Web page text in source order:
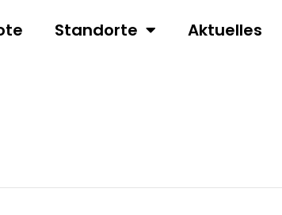
Standorte Aktuelles